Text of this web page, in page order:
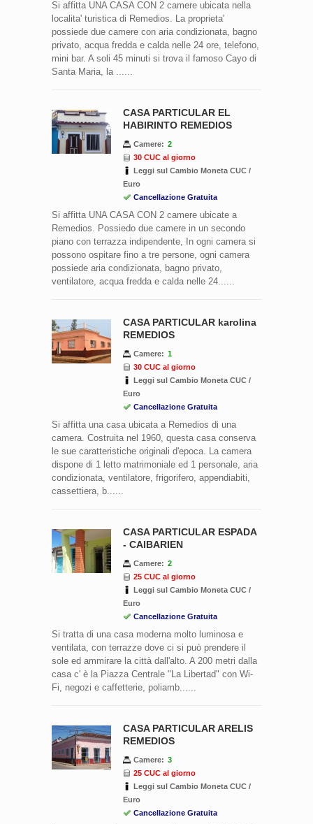
Si affitta UNA CASA CON 2 camere ubicata nella
localita' turistica di Remedios. La proprieta'
possiede due camere con aria condizionata, bagno
privato, acqua fredda e calda nelle 24 ore, telefono,
mini bar. A soli 45 minuti si trova il famoso Cayo di
Santa Maria, la ......
CASA PARTICULAR EL
HABIRINTO REMEDIOS
Camere: 2
30 CUC al giorno
Leggi sul Cambio Moneta CUC /
Euro
Cancellazione Gratuita
Si affitta UNA CASA CON 2 camere ubicate a
Remedios. Possiedo due camere in un secondo
piano con terrazza indipendente, In ogni camera si
possono ospitare fino a tre persone, ogni camera
possiede aria condizionata, bagno privato,
ventilatore, acqua fredda e calda nelle 24......
CASA PARTICULAR karolina
REMEDIOS
Camere: 1
30 CUC al giorno
Leggi sul Cambio Moneta CUC /
Euro
Cancellazione Gratuita
Si affitta una casa ubicata a Remedios di una
camera. Costruita nel 1960, questa casa conserva
le sue caratteristiche originali d'epoca. La camera
dispone di 1 letto matrimoniale ed 1 personale, aria
condizionata, ventilatore, frigorifero, appendiabiti,
cassettiera, b......
CASA PARTICULAR ESPADA
- CAIBARIEN
Camere: 2
25 CUC al giorno
Leggi sul Cambio Moneta CUC /
Euro
Cancellazione Gratuita
Si tratta di una casa moderna molto luminosa e
ventilata, con terrazze dove ci si può prendere il
sole ed ammirare la città dall'alto. A 200 metri dalla
casa c' è la Piazza Centrale "La Libertad" con Wi-
Fi, negozi e caffetterie, poliamb......
CASA PARTICULAR ARELIS
REMEDIOS
Camere: 3
25 CUC al giorno
Leggi sul Cambio Moneta CUC /
Euro
Cancellazione Gratuita